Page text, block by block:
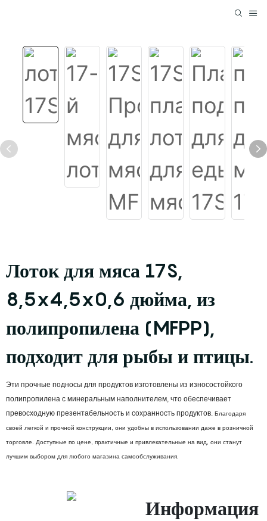
Лоток для мяса 17S,
8,5x4,5x0,6 дюйма, из
полипропилена (MFPP),
подходит для рыбы и птицы.
Эти прочные подносы для продуктов изготовлены из износостойкого
полипропилена с минеральным наполнителем, что обеспечивает
превосходную презентабельность и сохранность продуктов. Благодаря
своей легкой и прочной конструкции, они удобны в использовании даже в розничной
торговле. Доступные по цене, практичные и привлекательные на вид, они станут
лучшим выбором для любого магазина самообслуживания.
Информация